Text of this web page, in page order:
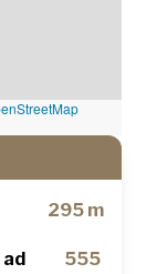
295 m
555